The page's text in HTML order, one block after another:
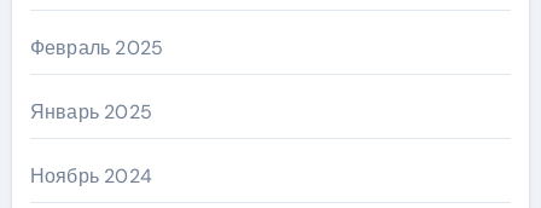
Февраль 2025
Январь 2025
Ноябрь 2024